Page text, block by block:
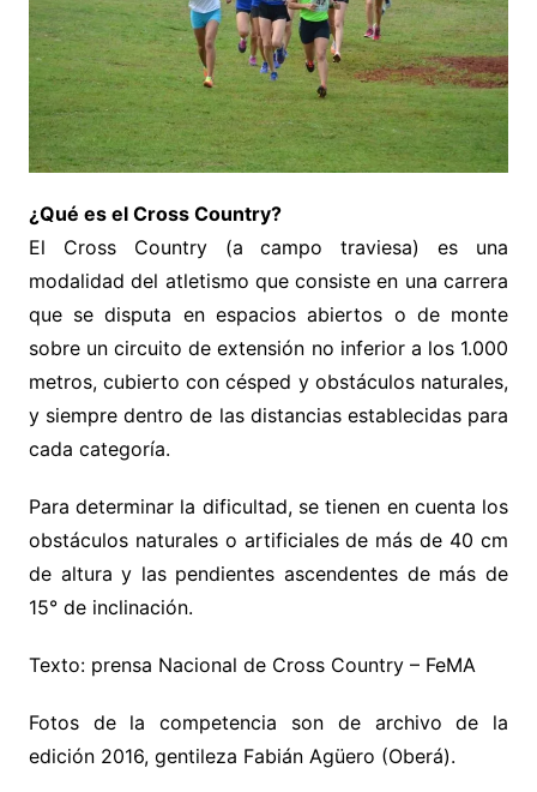
¿Qué es el Cross Country?
El Cross Country (a campo traviesa) es una
modalidad del atletismo que consiste en una carrera
que se disputa en espacios abiertos o de monte
sobre un circuito de extensión no inferior a los 1.000
metros, cubierto con césped y obstáculos naturales,
y siempre dentro de las distancias establecidas para
cada categoría.
Para determinar la dificultad, se tienen en cuenta los
obstáculos naturales o artificiales de más de 40 cm
de altura y las pendientes ascendentes de más de
15° de inclinación.
Texto: prensa Nacional de Cross Country – FeMA
Fotos de la competencia son de archivo de la
edición 2016, gentileza Fabián Agüero (Oberá).